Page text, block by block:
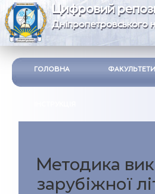
Цифровий
Дніпропетровського
ГОЛОВНА ФАКУЛЬТЕТИ
Методика
зарубіжної